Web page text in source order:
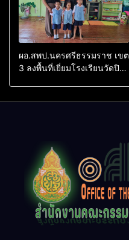
ผอ.สพป.นครศรีธรรมราช เขต
3 ลงพื้นที่เยี่ยมโรงเรียนวัดปิยา